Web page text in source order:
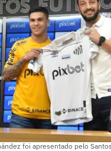
foi apresentado pelo